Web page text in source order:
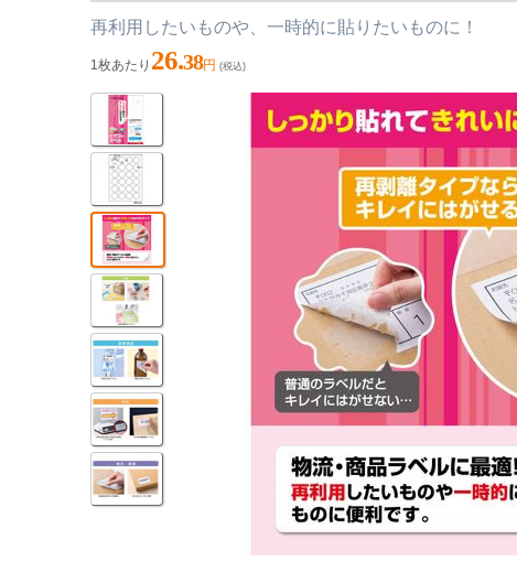
再利用したいものや、一時的に貼りたいものに！
1枚あたり 26.38円 (税込)